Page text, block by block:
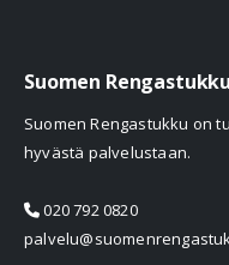
Suomen
Suomen Rengastukku on
hyvästä palvelustaan.
020 792 0820